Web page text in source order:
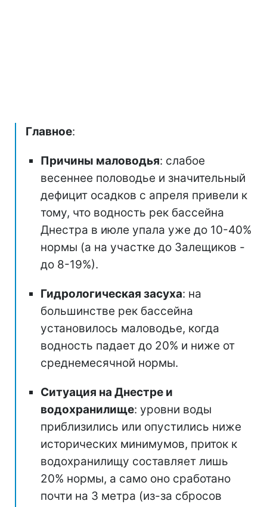
Главное:
Причины маловодья: слабое
весеннее половодье и значительный
дефицит осадков с апреля привели к
тому, что водность рек бассейна
Днестра в июле упала уже до 10-40%
нормы (а на участке до Залещиков -
до 8-19%).
Гидрологическая засуха: на
большинстве рек бассейна
установилось маловодье, когда
водность падает до 20% и ниже от
среднемесячной нормы.
Ситуация на Днестре и
водохранилище: уровни воды
приблизились или опустились ниже
исторических минимумов, приток к
водохранилищу составляет лишь
20% нормы, а само оно сработано
почти на 3 метра (из-за сбросов